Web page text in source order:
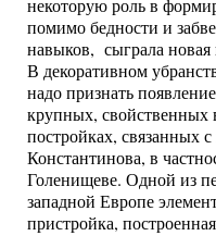
некоторую роль в
помимо бедности и
навыков, сыграла новая
В декоративном
надо признать
крупных, свойственных
постройках, связанных
Константинова, в
Голенищеве. Одной из
западной Европе
пристройка,